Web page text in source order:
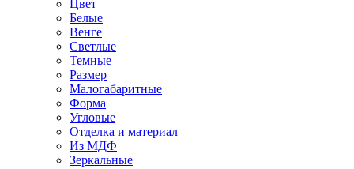
Цвет
Белые
Венге
Светлые
Темные
Размер
Малогабаритные
Форма
Угловые
Отделка и материал
Из МДФ
Зеркальные